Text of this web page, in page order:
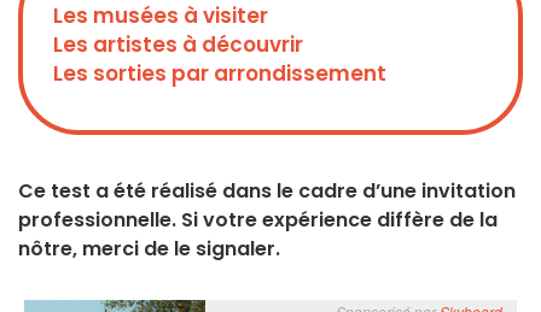
Les musées à visiter
Les artistes à découvrir
Les sorties par arrondissement
Ce test a été réalisé dans le cadre d’une invitation
professionnelle. Si votre expérience diffère de la
nôtre, merci de le signaler.